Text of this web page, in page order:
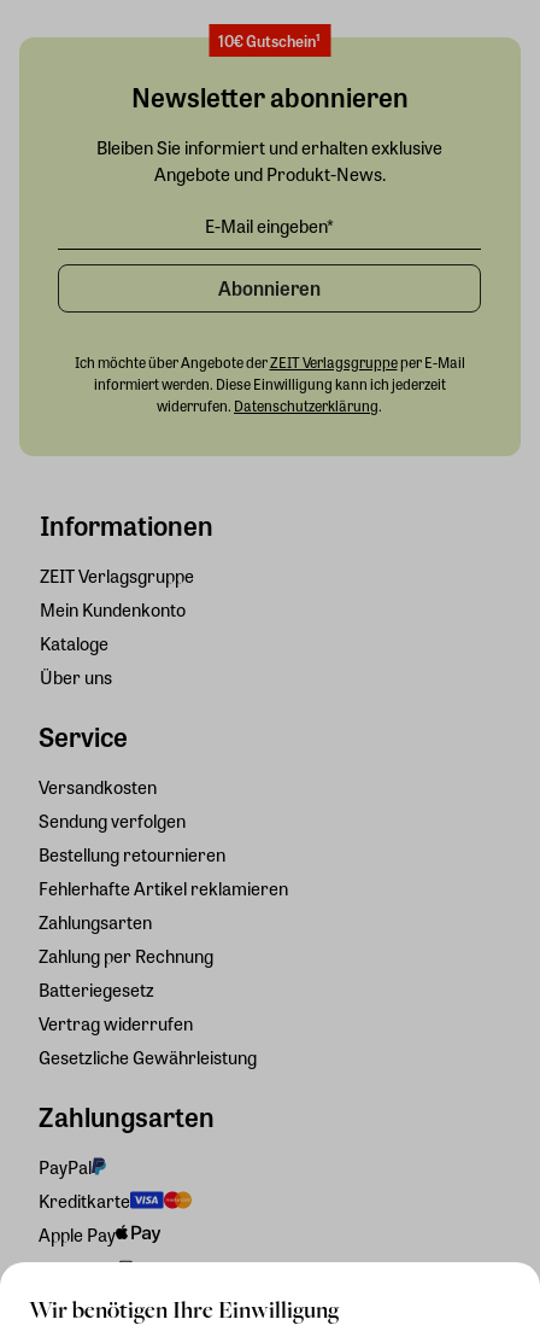
Wir benötigen Ihre Einwilligung
Informationen
ZEIT Verlagsgruppe
Mein Kundenkonto
Kataloge
Über uns
Service
Versandkosten
Sendung verfolgen
Bestellung retournieren
Fehlerhafte Artikel reklamieren
Zahlungsarten
Zahlung per Rechnung
Batteriegesetz
Vertrag widerrufen
Gesetzliche Gewährleistung
Zahlungsarten
PayPal
Kreditkarte
Apple Pay
Rechnung
10€ Gutschein¹
Newsletter abonnieren
Bleiben Sie informiert und erhalten exklusive
Angebote und Produkt-News.
Abonnieren
Ich möchte über Angebote derZEIT Verlagsgruppeper E-Mail
informiert werden. Diese Einwilligung kann ich jederzeit
widerrufen. Datenschutzerklärung.